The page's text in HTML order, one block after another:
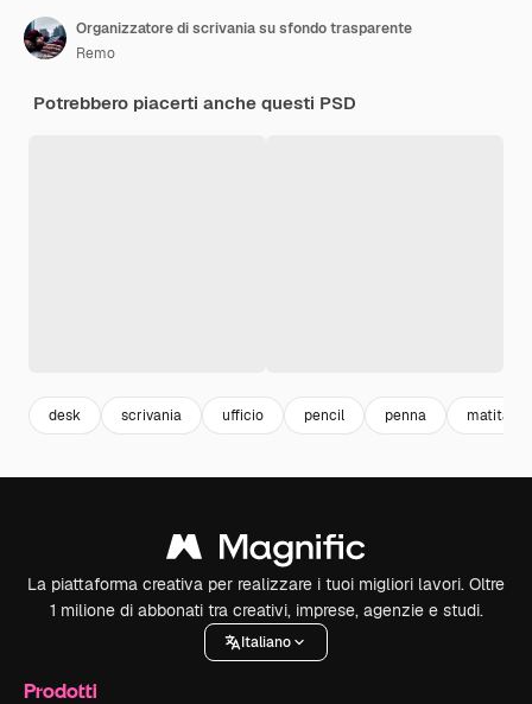
Organizzatore di scrivania su sfondo trasparente
Remo
Potrebbero piacerti anche questi PSD
desk scrivania ufficio pencil penna matita
La piattaforma creativa per realizzare i tuoi migliori lavori. Oltre
1 milione di abbonati tra creativi, imprese, agenzie e studi.
Italiano
Prodotti